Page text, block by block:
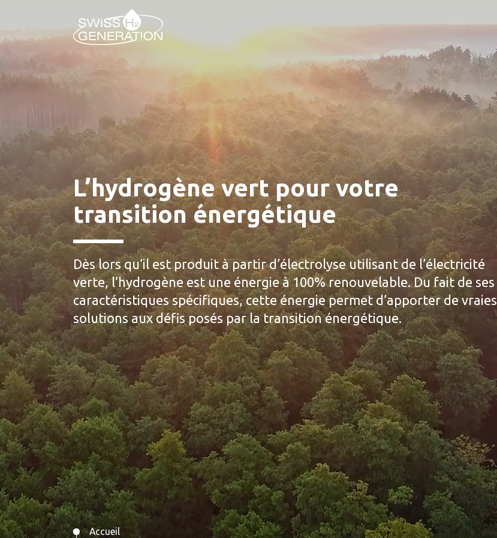
L’hydrogène vert pour votre
transition énergétique
Dès lors qu’il est produit à partir d’électrolyse utilisant de l’électricité
verte, l’hydrogène est une énergie à 100% renouvelable. Du fait de ses
caractéristiques spécifiques, cette énergie permet d’apporter de vraies
solutions aux défis posés par la transition énergétique.
Accueil